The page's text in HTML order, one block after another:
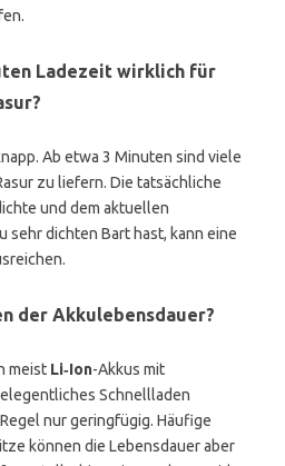
Ladezeit wirklich für
Ab etwa 3 Minuten sind viele
zu liefern. Die tatsächliche
und dem aktuellen
sehr dichten Bart hast, kann eine
der Akkulebensdauer?
meist Li‑Ion-Akkus mit
Schnellladen
nur geringfügig. Häufige
können die Lebensdauer aber